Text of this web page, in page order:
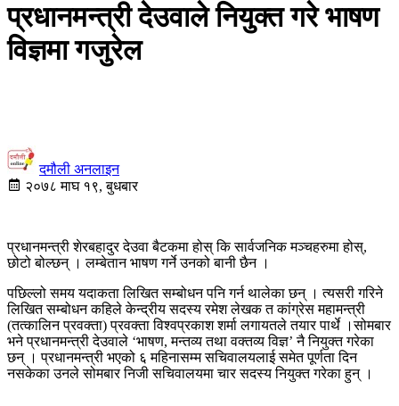
प्रधानमन्त्री देउवाले नियुक्त गरे भाषण
विज्ञमा गजुरेल
दमौली अनलाइन
२०७८ माघ १९, बुधबार
प्रधानमन्त्री शेरबहादुर देउवा बैटकमा होस् कि सार्वजनिक मञ्चहरुमा होस्,
छोटो बोल्छन् । लम्बेतान भाषण गर्ने उनको बानी छैन ।
पछिल्लो समय यदाकता लिखित सम्बोधन पनि गर्न थालेका छन् । त्यसरी गरिने
लिखित सम्बोधन कहिले केन्द्रीय सदस्य रमेश लेखक त कांग्रेस महामन्त्री
(तत्कालिन प्रवक्ता) प्रवक्ता विश्वप्रकाश शर्मा लगायतले तयार पार्थे ।सोमबार
भने प्रधानमन्त्री देउवाले ‘भाषण, मन्तव्य तथा वक्तव्य विज्ञ’ नै नियुक्त गरेका
छन् । प्रधानमन्त्री भएको ६ महिनासम्म सचिवालयलाई समेत पूर्णता दिन
नसकेका उनले सोमबार निजी सचिवालयमा चार सदस्य नियुक्त गरेका हुन् ।